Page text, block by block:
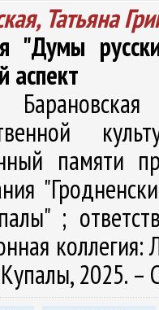
Татьяна
"Думы
аспект
памяти
;
коллегия:
2025. –